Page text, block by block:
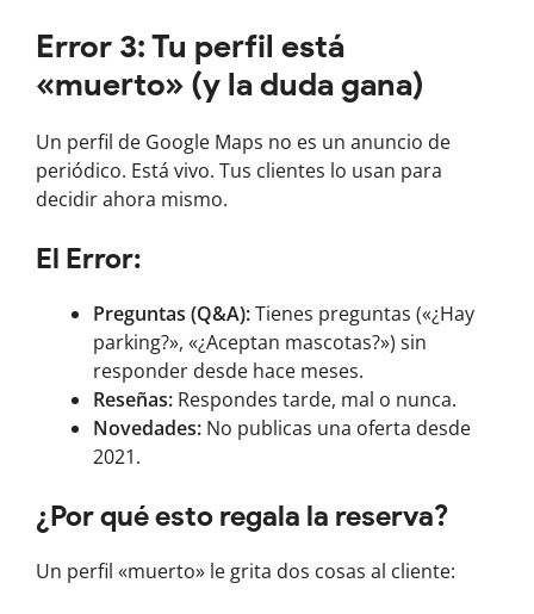
Error 3: Tu perfil está
«muerto» (y la duda gana)
Un perfil de Google Maps no es un anuncio de
periódico. Está vivo. Tus clientes lo usan para
decidir ahora mismo.
El Error:
Preguntas (Q&A):Tienes preguntas («¿Hay
parking?», «¿Aceptan mascotas?») sin
responder desde hace meses.
Reseñas: Respondes tarde, mal o nunca.
Novedades: No publicas una oferta desde
2021.
¿Por qué esto regala la reserva?
Un perfil «muerto» le grita dos cosas al cliente: